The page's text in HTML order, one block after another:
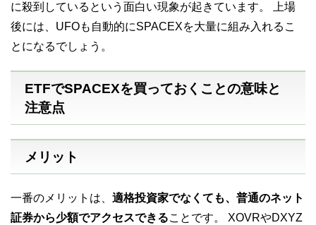
に殺到しているという面白い現象が起きています。 上場
後には、UFOも自動的にSPACEXを大量に組み入れるこ
とになるでしょう。
ETFでSPACEXを買っておくことの意味と
注意点
メリット
一番のメリットは、 適格投資家でなくても、普通のネット
証券から少額でアクセスできることです。 XOVRやDXYZ